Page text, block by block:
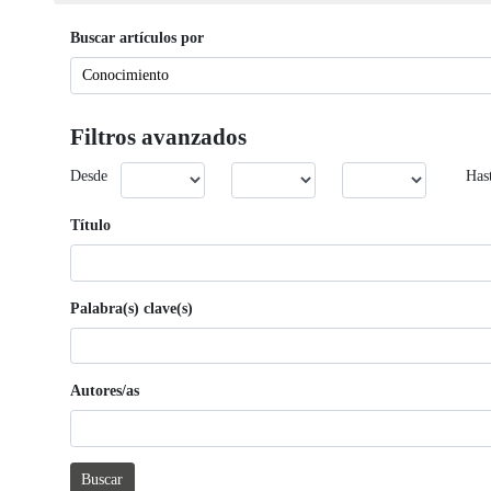
Buscar artículos por
Filtros avanzados
Desde
Título
Palabra(s) clave(s)
Autores/as
Buscar